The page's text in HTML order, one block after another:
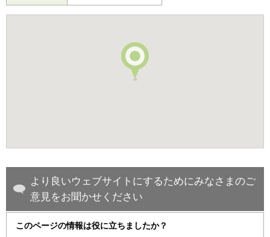
より良いウェブサイトにするためにみなさまのご
意見をお聞かせください
このページの情報は役に立ちましたか？